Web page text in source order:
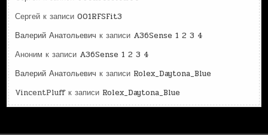
Сергей к записи001RFSFit3
Валерий Анатольевич к записи A36Sense 1 2 3 4
Аноним к записи A36Sense 1 2 3 4
Валерий Анатольевич к записи Rolex_Daytona_Blue
VincentPluffк записи Rolex_Daytona_Blue